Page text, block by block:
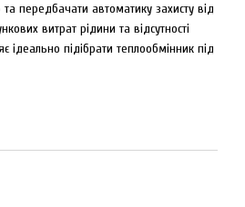
передбачати автоматику захисту від
витрат рідини та відсутності
підібрати теплообмінник під